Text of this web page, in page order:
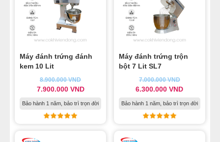
Máy đánh trứng đánh
kem 10 Lit
8.900.000VND
7.900.000 VND
Bảo hành 1 năm, bảo trì trọn đời
Máy đánh trứng trộn
bột 7 Lit SL7
7.000.000VND
6.300.000VND
Bảo hành 1 năm, bảo trì trọn đời